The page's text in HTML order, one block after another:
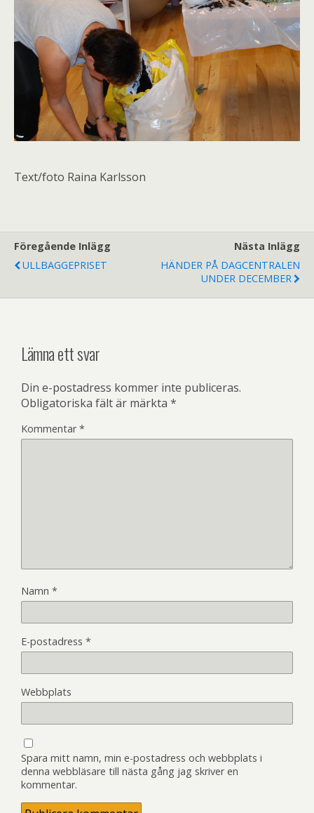
Text/foto Raina Karlsson
Föregående Inlägg
ULLBAGGEPRISET
Nästa Inlägg
HÄNDER PÅ DAGCENTRALEN
UNDER DECEMBER
Lämna ett svar
Din e-postadress kommer inte publiceras.
Obligatoriska fält är märkta *
Kommentar*
Namn *
E-postadress *
Webbplats
Spara mitt namn, min e-postadress och webbplats i
denna webbläsare till nästa gång jag skriver en
kommentar.